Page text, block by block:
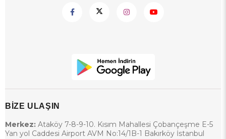
BİZE ULAŞIN
Merkez: Ataköy 7-8-9-10. Kısım Mahallesi Çobançeşme E-5
Yan yol Caddesi Airport AVM No:14/1B-1 Bakırköy İstanbul